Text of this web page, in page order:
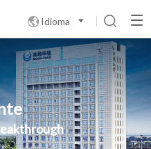
Idioma 